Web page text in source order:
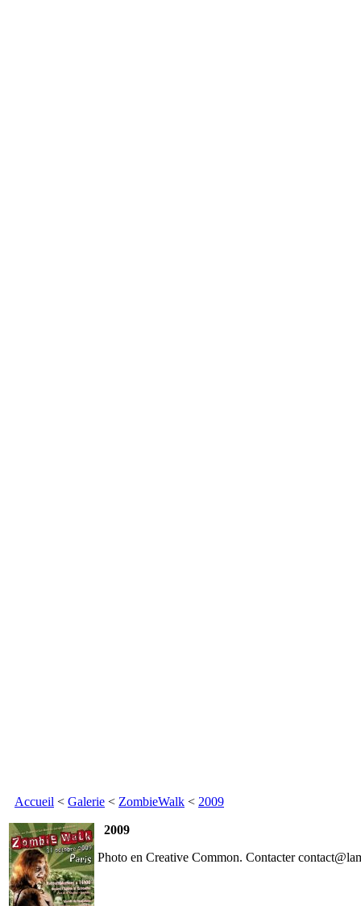
Accueil < Galerie < ZombieWalk < 2009
2009
Photo en Creative Common. Contacter